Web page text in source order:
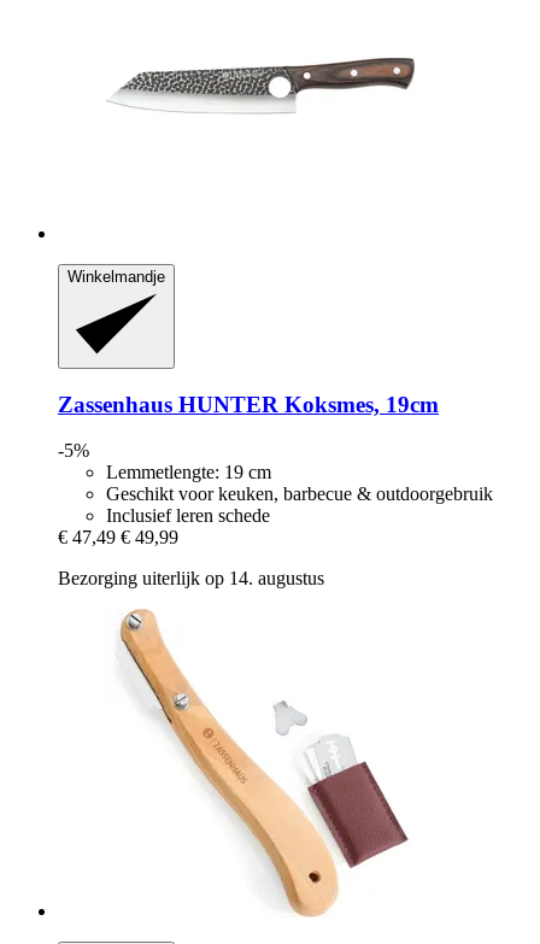
Winkelmandje
Zassenhaus HUNTER Koksmes, 19cm
-5%
Lemmetlengte: 19 cm
Geschikt voor keuken, barbecue & outdoorgebruik
Inclusief leren schede
€ 47,49 € 49,99
Bezorging uiterlijk op 14. augustus